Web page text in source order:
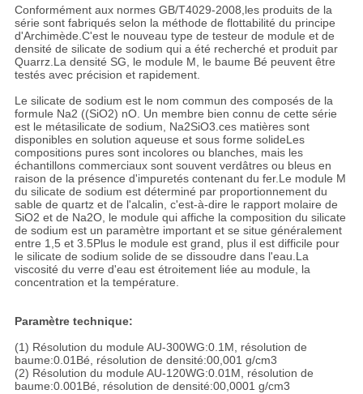
Conformément aux normes GB/T4029-2008,les produits de la
série sont fabriqués selon la méthode de flottabilité du principe
d'Archimède.C'est le nouveau type de testeur de module et de
densité de silicate de sodium qui a été recherché et produit par
Quarrz.La densité SG, le module M, le baume Bé peuvent être
testés avec précision et rapidement.
Le silicate de sodium est le nom commun des composés de la
formule Na2 ((SiO2) nO. Un membre bien connu de cette série
est le métasilicate de sodium, Na2SiO3.ces matières sont
disponibles en solution aqueuse et sous forme solideLes
compositions pures sont incolores ou blanches, mais les
échantillons commerciaux sont souvent verdâtres ou bleus en
raison de la présence d'impuretés contenant du fer.Le module M
du silicate de sodium est déterminé par proportionnement du
sable de quartz et de l'alcalin, c'est-à-dire le rapport molaire de
SiO2 et de Na2O, le module qui affiche la composition du silicate
de sodium est un paramètre important et se situe généralement
entre 1,5 et 3.5Plus le module est grand, plus il est difficile pour
le silicate de sodium solide de se dissoudre dans l'eau.La
viscosité du verre d'eau est étroitement liée au module, la
concentration et la température.
Paramètre technique:
(1) Résolution du module AU-300WG:0.1M, résolution de
baume:0.01Bé, résolution de densité:00,001 g/cm3
(2) Résolution du module AU-120WG:0.01M, résolution de
baume:0.001Bé, résolution de densité:00,0001 g/cm3